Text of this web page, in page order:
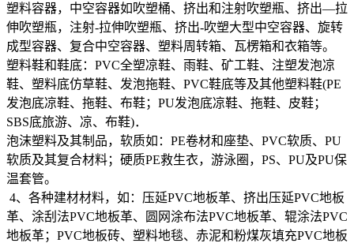
塑料容器，中空容器如吹塑桶、挤出和注射吹塑瓶、挤出—拉
伸吹塑瓶，注射-拉伸吹塑瓶、挤出-吹塑大型中空容器、旋转
成型容器、复合中空容器、塑料周转箱、瓦楞箱和衣箱等。
塑料鞋和鞋底：PVC全塑凉鞋、雨鞋、矿工鞋、注塑发泡凉
鞋、塑料底仿草鞋、发泡拖鞋、PVC鞋底等及其他塑料鞋(PE
发泡底凉鞋、拖鞋、布鞋；PU发泡底凉鞋、拖鞋、皮鞋；
SBS底旅游、凉、布鞋)．
泡沫塑料及其制品，软质如：PE卷材和座垫、PVC软质、PU
软质及其复合材料；硬质PE救生衣，游泳圈，PS、PU及PU保
温套管。
4、各种建材材料，如：压延PVC地板革、挤出压延PVC地板
革、涂刮法PVC地板革、圆网涂布法PVC地板革、辊涂法PVC
地板革；PVC地板砖、塑料地毯、赤泥和粉煤灰填充PVC地板